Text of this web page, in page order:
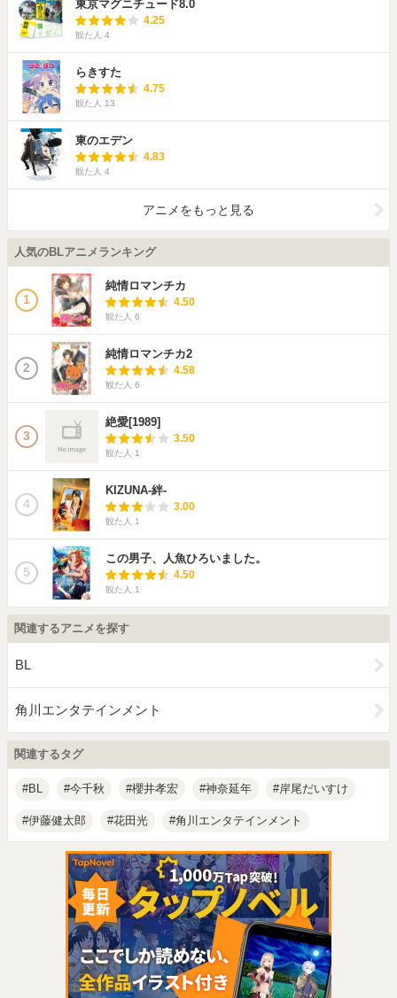
東京マグニチュード8.0
4.25
観た人 4
らきすた
4.75
観た人 13
東のエデン
4.83
観た人 4
アニメをもっと見る
人気のBLアニメランキング
1
純情ロマンチカ
4.50
観た人 6
2
純情ロマンチカ2
4.58
観た人 6
3
絶愛[1989]
3.50
観た人 1
4
KIZUNA-絆-
3.00
観た人 1
5
この男子、人魚ひろいました。
4.50
観た人 1
関連するアニメを探す
BL
角川エンタテインメント
関連するタグ
BL 今千秋 櫻井孝宏 神奈延年 岸尾だいすけ
伊藤健太郎 花田光 角川エンタテインメント